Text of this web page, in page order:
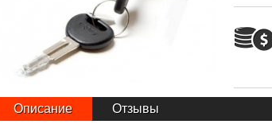
Описание Отзывы